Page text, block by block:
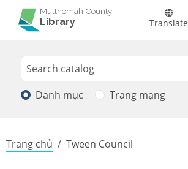
Skip to main content
Multnomah County
Library Translate
Search
Tìm kiếm
Danh mục Trang mạng
Breadcrumb
Trang chủ Tween Council